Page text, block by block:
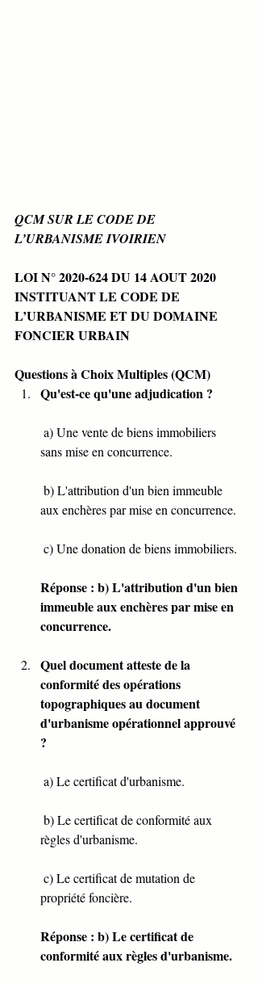
QCM SUR LE CODE DE
L’URBANISME IVOIRIEN
LOI N° 2020-624 DU 14 AOUT 2020
INSTITUANT LE CODE DE
L’URBANISME ET DU DOMAINE
FONCIER URBAIN
Questions à Choix Multiples (QCM)
Qu'est-ce qu'une adjudication ?
sans mise en concurrence.
aux enchères par mise en concurrence.
c) Une donation de biens immobiliers.
Réponse : b) L'attribution d'un bien
immeuble aux enchères par mise en
concurrence.
Quel document atteste de la
conformité des opérations
topographiques au document
d'urbanisme opérationnel approuvé
?
a) Le certificat d'urbanisme.
règles d'urbanisme.
propriété foncière.
Réponse : b) Le certificat de
conformité aux règles d'urbanisme.